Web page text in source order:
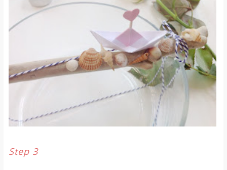
Step 3